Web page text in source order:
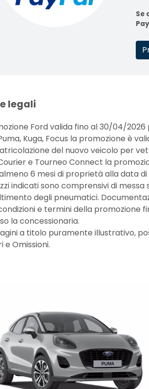
Se
legali
Ford valida fino al 30/04/
Kuga, Focus la promozione è
del nuovo veicolo per
e Tourneo Connect la
6 mesi di proprietà alla data
indicati sono comprensivi di
degli pneumatici.
e termini della promozione
la concessionaria.
a titolo puramente illustrativo,
e Omissioni.